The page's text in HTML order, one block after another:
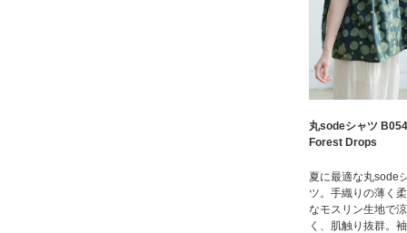
丸sodeシャツ B054
Forest Drops
夏に最適な丸sode
ツ。手織りの薄く
なモスリン生地で
く、肌触り抜群。